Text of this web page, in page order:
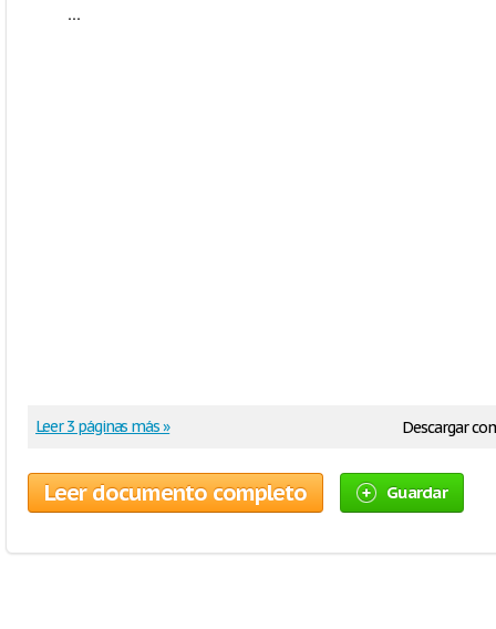
...
Descargar
Leer 3 páginas más »
Leer documento completo Guardar